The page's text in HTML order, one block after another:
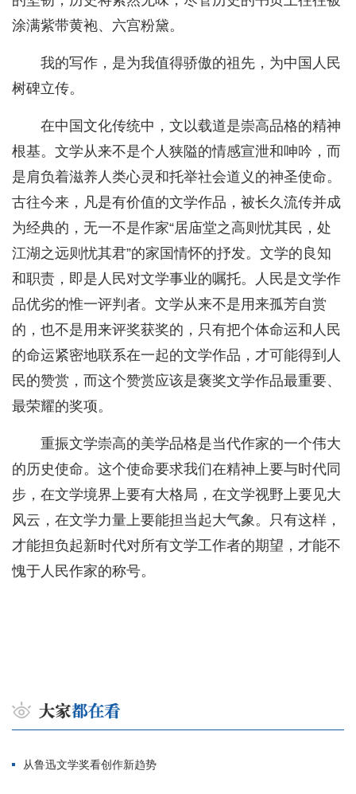
涂满紫带黄袍、六宫粉黛。
我的写作，是为我值得骄傲的祖先，为中国人民
树碑立传。
在中国文化传统中，文以载道是崇高品格的精神
根基。文学从来不是个人狭隘的情感宣泄和呻吟，而
是肩负着滋养人类心灵和托举社会道义的神圣使命。
古往今来，凡是有价值的文学作品，被长久流传并成
为经典的，无一不是作家“居庙堂之高则忧其民，处
江湖之远则忧其君”的家国情怀的抒发。文学的良知
和职责，即是人民对文学事业的嘱托。人民是文学作
品优劣的惟一评判者。文学从来不是用来孤芳自赏
的，也不是用来评奖获奖的，只有把个体命运和人民
的命运紧密地联系在一起的文学作品，才可能得到人
民的赞赏，而这个赞赏应该是褒奖文学作品最重要、
最荣耀的奖项。
重振文学崇高的美学品格是当代作家的一个伟大
的历史使命。这个使命要求我们在精神上要与时代同
步，在文学境界上要有大格局，在文学视野上要见大
风云，在文学力量上要能担当起大气象。只有这样，
才能担负起新时代对所有文学工作者的期望，才能不
愧于人民作家的称号。
从鲁迅文学奖看创作新趋势